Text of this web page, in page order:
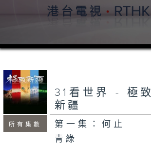
所有集數
31看世界 - 極致
新疆
第一集：何止
青綠